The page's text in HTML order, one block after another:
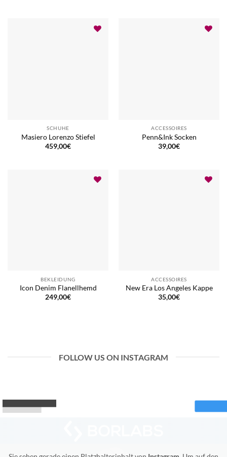
SCHUHE
Masiero Lorenzo Stiefel
459,00€
ACCESSOIRES
Penn&Ink Socken
39,00€
BEKLEIDUNG
Icon Denim Flanellhemd
249,00€
ACCESSOIRES
New Era Los Angeles Kappe
35,00€
FOLLOW US ON INSTAGRAM